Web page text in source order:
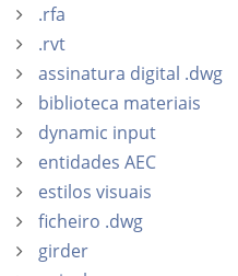
.rfa
.rvt
assinatura digital .dwg
biblioteca materiais
dynamic input
entidades AEC
estilos visuais
ficheiro .dwg
girder